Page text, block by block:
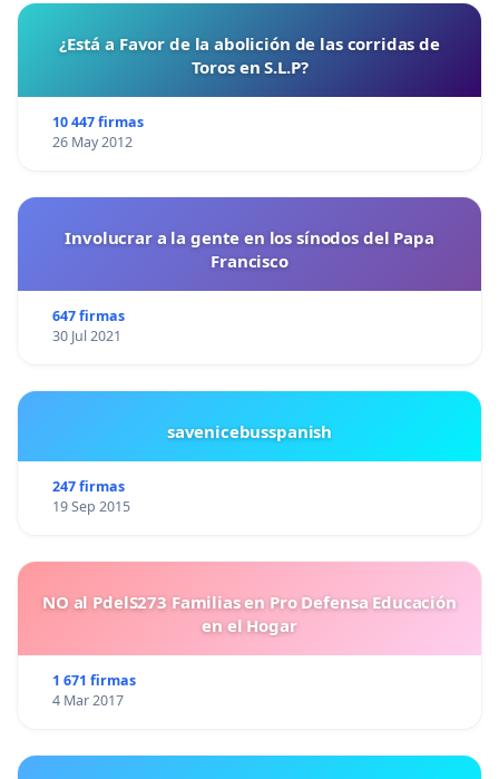
¿Está a Favor de la abolición de las corridas de
Toros en S.L.P?
10 447 firmas
26 May 2012
Involucrar a la gente en los sínodos del Papa
Francisco
647 firmas
30 Jul 2021
savenicebusspanish
247 firmas
19 Sep 2015
NO al PdelS273 Familias en Pro Defensa Educación
en el Hogar
1 671 firmas
4 Mar 2017